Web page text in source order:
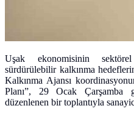
Uşak ekonomisinin
sürdürülebilir kalkınma
Kalkınma Ajansı
Planı”, 29 Ocak Çarşamba
düzenlenen bir toplantıyla